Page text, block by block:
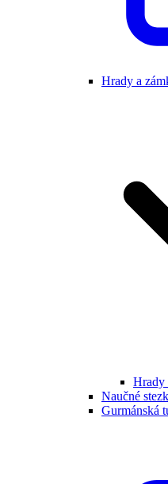
Hrady a
Hrady
Naučné
Gurmánská